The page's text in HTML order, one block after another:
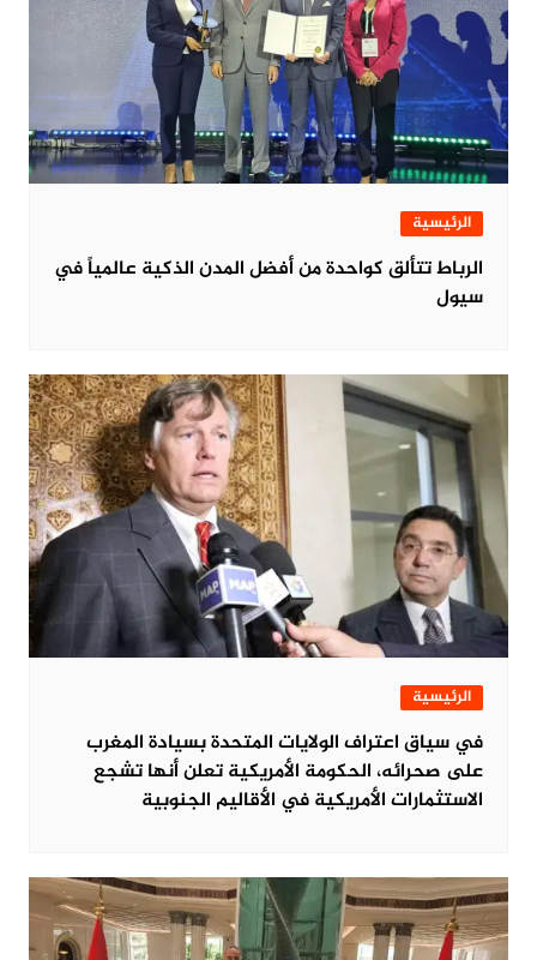
الرئيسية
الرباط تتألق كواحدة من أفضل المدن الذكية عالمياً في
سيول
الرئيسية
في سياق اعتراف الولايات المتحدة بسيادة المغرب
على صحرائه، الحكومة الأمريكية تعلن أنها تشجع
الاستثمارات الأمريكية في الأقاليم الجنوبية